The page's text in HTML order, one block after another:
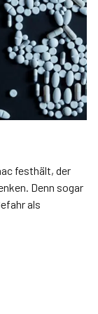
festhält, der
Denn sogar
als